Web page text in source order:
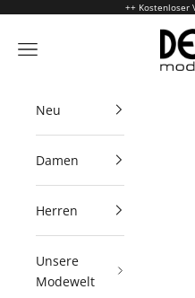
++ Kostenloser
Deku
Menü
Neu
Damen
Herren
Unsere
Modewelt